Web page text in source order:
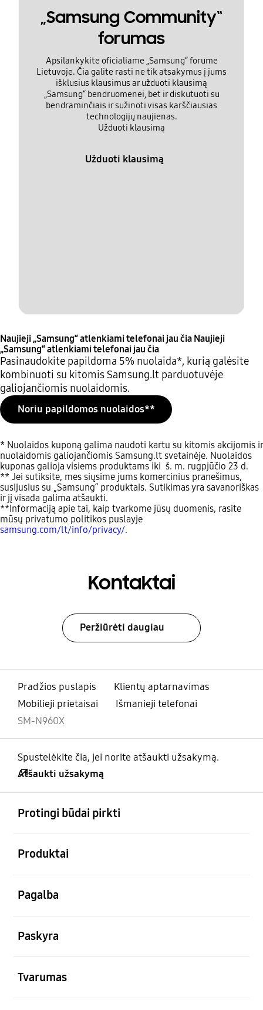
„Samsung Community“
forumas
Apsilankykite oficialiame „Samsung“ forume
Lietuvoje. Čia galite rasti ne tik atsakymus į jums
išklusius klausimus ar užduoti klausimą
„Samsung“ bendruomenei, bet ir diskutuoti su
bendraminčiais ir sužinoti visas karščiausias
technologijų naujienas.
Užduoti klausimą
Užduoti klausimą
Naujieji „Samsung“ atlenkiami telefonai jau čia Naujieji
„Samsung“ atlenkiami telefonai jau čia
Pasinaudokite papildoma 5% nuolaida*, kurią galėsite
kombinuoti su kitomis Samsung.lt parduotuvėje
galiojančiomis nuolaidomis.
Noriu papildomos nuolaidos**
* Nuolaidos kuponą galima naudoti kartu su kitomis akcijomis ir
nuolaidomis galiojančiomis Samsung.lt svetainėje. Nuolaidos
kuponas galioja visiems produktams iki š. m. rugpjūčio 23 d.
** Jei sutiksite, mes siųsime jums komercinius pranešimus,
susijusius su „Samsung“ produktais. Sutikimas yra savanoriškas
ir jį visada galima atšaukti.
**Informaciją apie tai, kaip tvarkome jūsų duomenis, rasite
mūsų privatumo politikos puslayje
samsung.com/lt/info/privacy/.
Kontaktai
Peržiūrėti daugiau
Pradžios puslapis
Klientų aptarnavimas
Mobilieji prietaisai
Išmanieji telefonai
SM-N960X
Spustelėkite čia, jei norite atšaukti užsakymą.
Atšaukti užsakymą
Protingi būdai pirkti
Produktai
Pagalba
Paskyra
Tvarumas